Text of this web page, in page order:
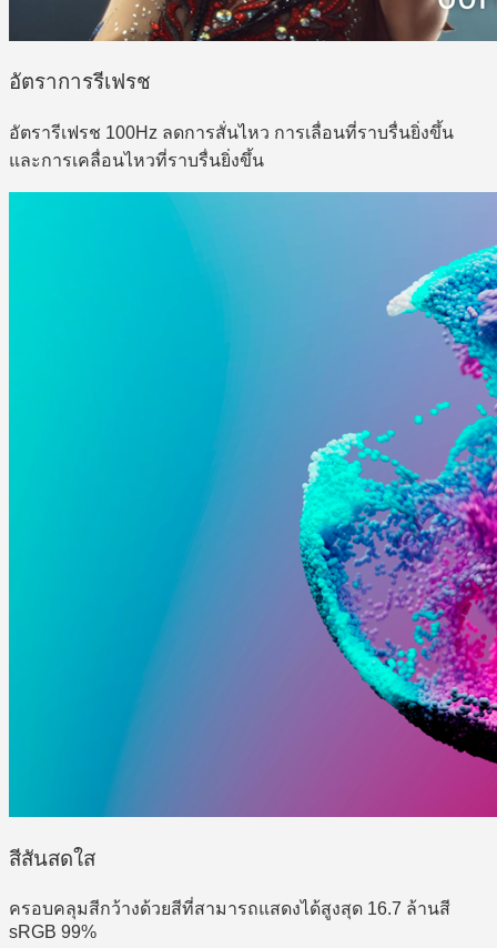
อัตราการรีเฟรช
อัตรารีเฟรช 100Hz ลดการสั่นไหว การเลื่อนที่ราบรื่นยิ่งขึ้น
และการเคลื่อนไหวที่ราบรื่นยิ่งขึ้น
สีสันสดใส
ครอบคลุมสีกว้างด้วยสีที่สามารถแสดงได้สูงสุด 16.7 ล้านสี
sRGB 99%